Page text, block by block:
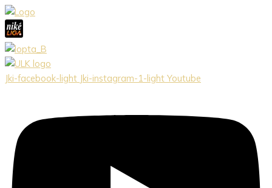
Preskočiť
na
obsah
Jki-facebook-light Jki-instagram-1-light Youtube